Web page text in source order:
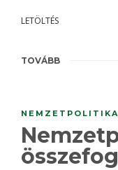
LETÖLTÉS
TOVÁBB